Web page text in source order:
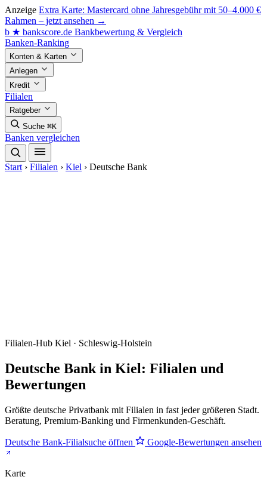
Anzeige Extra Karte: Mastercard ohne Jahresgebühr mit 50–4.000 €
Rahmen – jetzt ansehen →
b ★ bankscore.de Bankbewertung & Vergleich
Banken-Ranking
Konten & Karten
Anlegen
Kredit
Filialen
Ratgeber
Suche ⌘K
Banken vergleichen
Start › Filialen › Kiel › Deutsche Bank
Filialen-Hub Kiel · Schleswig-Holstein
Deutsche Bank in Kiel: Filialen und
Bewertungen
Größte deutsche Privatbank mit Filialen in fast jeder größeren Stadt.
Beratung, Premium-Banking und Firmenkunden-Geschäft.
Deutsche Bank-Filialsuche öffnen Google-Bewertungen ansehen
Karte